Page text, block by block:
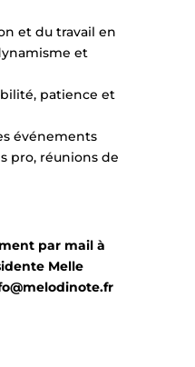
et du travail en
et
patience et
événements
pro, réunions de
par mail à
Melle